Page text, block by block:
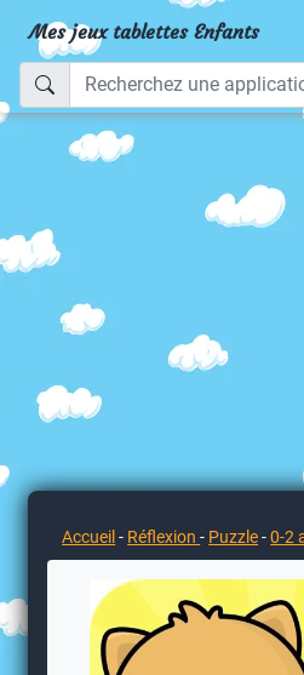
Mes jeux tablettes Enfants
Accueil - Réflexion- Puzzle-0-2